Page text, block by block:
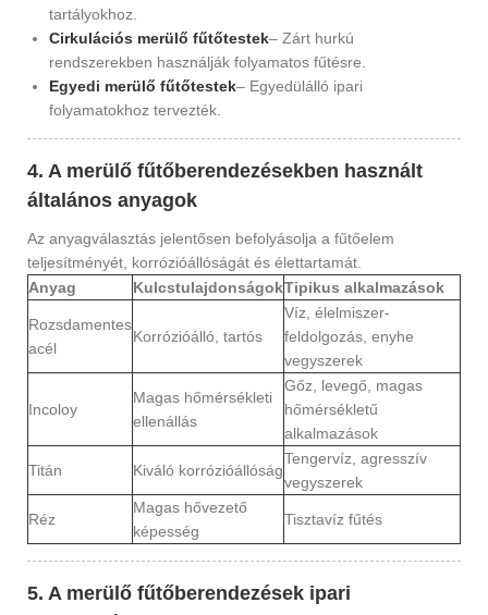
tartályokhoz.
Cirkulációs merülő fűtőtestek– Zárt hurkú
rendszerekben használják folyamatos fűtésre.
Egyedi merülő fűtőtestek– Egyedülálló ipari
folyamatokhoz tervezték.
4. A merülő fűtőberendezésekben használt
általános anyagok
Az anyagválasztás jelentősen befolyásolja a fűtőelem
teljesítményét, korrózióállóságát és élettartamát.
Anyag
KulcstulajdonságokTipikus alkalmazások
Rozsdamentes
acél
Korrózióálló, tartós
Víz, élelmiszer-
feldolgozás, enyhe
vegyszerek
Incoloy
Magas hőmérsékleti
ellenállás
Gőz, levegő, magas
hőmérsékletű
alkalmazások
Titán Kiváló korrózióállóság
Tengervíz, agresszív
vegyszerek
Réz
Magas hővezető
képesség
Tisztavíz fűtés
5. A merülő fűtőberendezések ipari